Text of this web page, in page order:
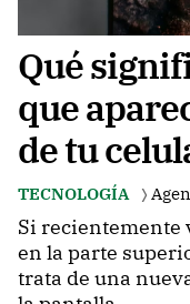
Qué
que
de tu
TECNOLOGÍA
Si recientemente
en la parte
trata de una